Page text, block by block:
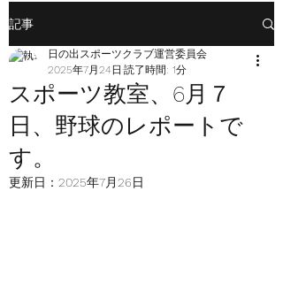
記事
スポーツ教室、6月７
日、野球のレポートで
す。
日の出スポーツクラブ運営委員会
2025年7月24日 読了時間: 1分
更新日： 2025年7月26日